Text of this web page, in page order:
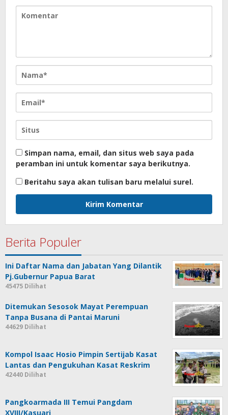
Simpan nama, email, dan situs web saya pada
peramban ini untuk komentar saya berikutnya.
Beritahu saya akan tulisan baru melalui surel.
Berita Populer
Ini Daftar Nama dan Jabatan Yang Dilantik
Pj.Gubernur Papua Barat
45475 Dilihat
Ditemukan Sesosok Mayat Perempuan
Tanpa Busana di Pantai Maruni
44629 Dilihat
Kompol Isaac Hosio Pimpin Sertijab Kasat
Lantas dan Pengukuhan Kasat Reskrim
42440 Dilihat
Pangkoarmada III Temui Pangdam
XVIII/Kasuari